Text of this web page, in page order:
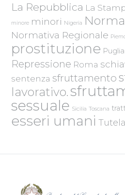
La Repubblica La
minore minori Nigeria
Normativa Regionale
prostituzione Puglia
Repressione Roma
sentenza sfruttamento
lavorativo.
sessuale Sicilia Toscana
esseri umani Tutela